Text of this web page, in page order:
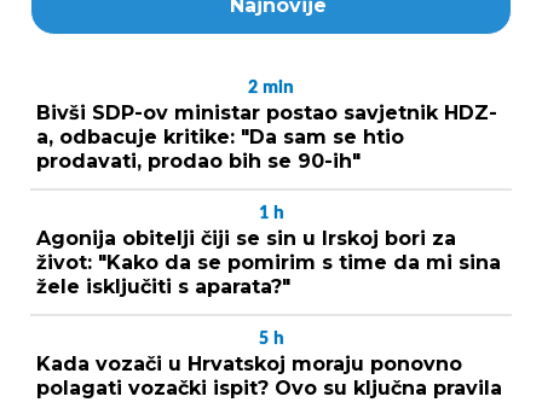
Najnovije
2 min
Bivši SDP-ov ministar postao savjetnik HDZ-
a, odbacuje kritike: "Da sam se htio
prodavati, prodao bih se 90-ih"
1 h
Agonija obitelji čiji se sin u Irskoj bori za
život: "Kako da se pomirim s time da mi sina
žele isključiti s aparata?"
5 h
Kada vozači u Hrvatskoj moraju ponovno
polagati vozački ispit? Ovo su ključna pravila